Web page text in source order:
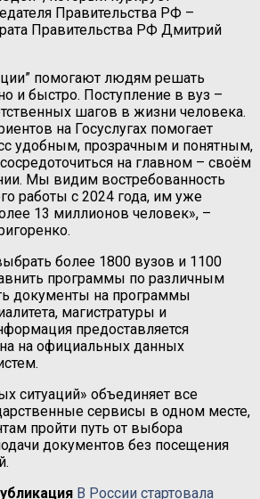
Правительства РФ –
Правительства РФ Дмитрий
помогают людям решать
и быстро. Поступление в вуз –
шагов в жизни человека.
на Госуслугах помогает
удобным, прозрачным и понятным,
на главном – своём
Мы видим востребованность
работы с 2024 года, им уже
13 миллионов человек», –
более 1800 вузов и 1100
программы по различным
документы на программы
магистратуры и
предоставляется
на официальных данных
ситуаций» объединяет все
сервисы в одном месте,
пройти путь от выбора
документов без посещения
В России стартовала